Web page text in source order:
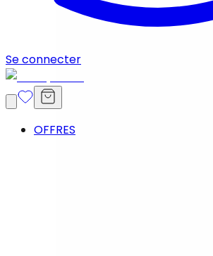
Se connecter
OFFRES